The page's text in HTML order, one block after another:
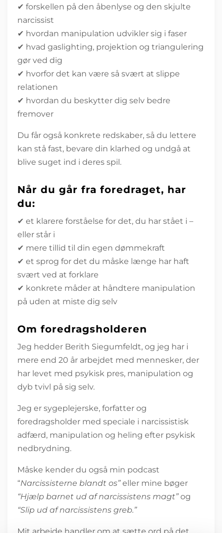
✔ forskellen på den åbenlyse og den skjulte
narcissist
✔ hvordan manipulation udvikler sig i faser
✔ hvad gaslighting, projektion og triangulering
gør ved dig
✔ hvorfor det kan være så svært at slippe
relationen
✔ hvordan du beskytter dig selv bedre
fremover
Du får også konkrete redskaber, så du lettere
kan stå fast, bevare din klarhed og undgå at
blive suget ind i deres spil.
Når du går fra foredraget, har
du:
✔ et klarere forståelse for det, du har stået i –
eller står i
✔ mere tillid til din egen dømmekraft
✔ et sprog for det du måske længe har haft
svært ved at forklare
✔ konkrete måder at håndtere manipulation
på uden at miste dig selv
Om foredragsholderen
Jeg hedder Berith Siegumfeldt, og jeg har i
mere end 20 år arbejdet med mennesker, der
har levet med psykisk pres, manipulation og
dyb tvivl på sig selv.
Jeg er sygeplejerske, forfatter og
foredragsholder med speciale i narcissistisk
adfærd, manipulation og heling efter psykisk
nedbrydning.
Måske kender du også min podcast
“Narcissisterne blandt os”eller mine bøger
“Hjælp barnet ud af narcissistens magt”og
“Slip ud af narcissistens greb.”